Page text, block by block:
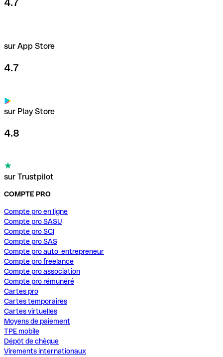
4.7
sur App Store
4.7
sur Play Store
4.8
sur Trustpilot
COMPTE PRO
Compte pro en ligne
Compte pro SASU
Compte pro SCI
Compte pro SAS
Compte pro auto-entrepreneur
Compte pro freelance
Compte pro association
Compte pro rémunéré
Cartes pro
Cartes temporaires
Cartes virtuelles
Moyens de paiement
TPE mobile
Dépôt de chèque
Virements internationaux